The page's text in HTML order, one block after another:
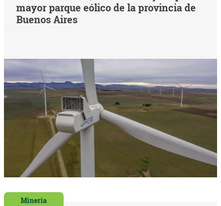
mayor parque eólico de la provincia de
Buenos Aires
Minería